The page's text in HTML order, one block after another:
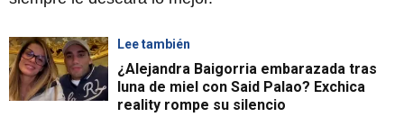
Lee también
¿Alejandra Baigorria embarazada tras
luna de miel con Said Palao? Exchica
reality rompe su silencio